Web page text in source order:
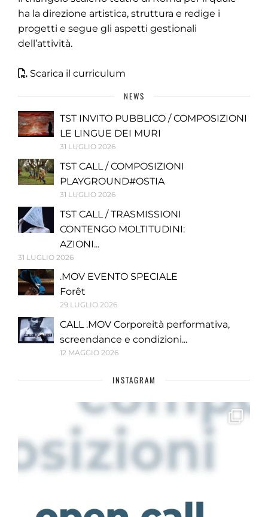
ha la direzione artistica, struttura e redige i
progetti e segue gli aspetti gestionali
dell’attività.
Scarica il curriculum
NEWS
TST INVITO PUBBLICO / COMPOSIZIONI
LE LINGUE DEI MURI
31 LUGLIO 2026
TST CALL / COMPOSIZIONI
PLAYGROUND#OSTIA
31 LUGLIO 2026
TST CALL / TRASMISSIONI
CONTENGO MOLTITUDINI:
AZIONI...
31 LUGLIO 2026
.MOV EVENTO SPECIALE
Forêt
29 LUGLIO 2026
CALL .MOV Corporeità performativa,
screendance e condizioni...
12 MAGGIO 2026
INSTAGRAM